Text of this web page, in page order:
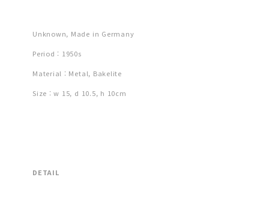
Unknown, Made in Germany
Period : 1950s
Material : Metal, Bakelite
Size : w 15, d 10.5, h 10cm
DETAIL